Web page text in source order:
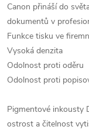
Canon přináší do
dokumentů v
Funkce tisku ve
Vysoká denzita
Odolnost proti oděru
Odolnost proti
Pigmentové inkousty
ostrost a čitelnost